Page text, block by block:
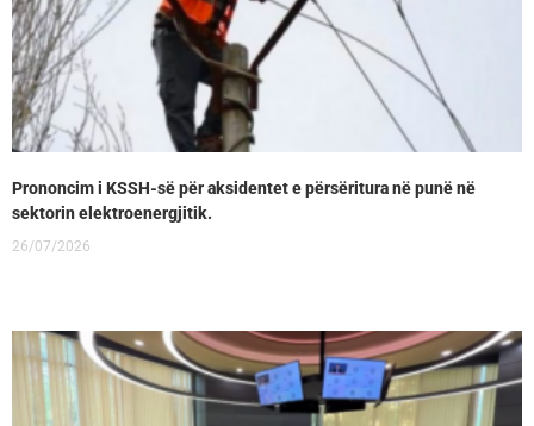
Prononcim i KSSH-së për aksidentet e përsëritura në punë në
sektorin elektroenergjitik.
26/07/2026